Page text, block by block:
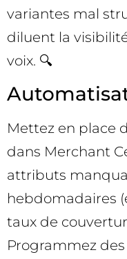
variantes mal
diluent la
voix. 🔍
Mettez en place
dans Merchant
attributs
hebdomadaires
taux de
Programmez